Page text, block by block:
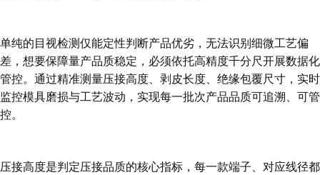
单纯的目视检测仅能定性判断产品优劣，无法识别细微工艺偏
差，想要保障量产品质稳定，必须依托高精度千分尺开展数据化
管控。通过精准测量压接高度、剥皮长度、绝缘包覆尺寸，实时
监控模具磨损与工艺波动，实现每一批次产品品质可追溯、可管
控。
压接高度是判定压接品质的核心指标，每一款端子、对应线径都